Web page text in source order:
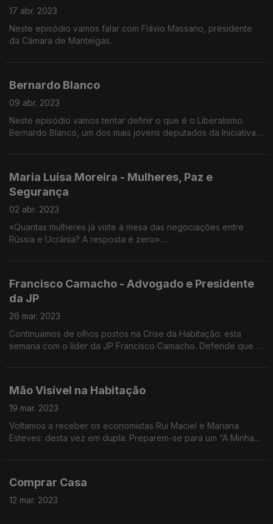
17 abr. 2023
Neste episódio vamos falar com Flávio Massano, presidente
da Câmara de Manteigas.
Bernardo Blanco
09 abr. 2023
Neste episódio vamos tentar definir o que é o Liberalismo.
Bernardo Blanco, um dos mais jovens deputados da Iniciativa
Maria Luísa Moreira - Mulheres, Paz e
Segurança
02 abr. 2023
«Quantas mulheres já viste à mesa das negociações entre
Rússia e Ucrânia? A resposta é zero».
em Londres no Reino Unido. Atualmente é Secretária-Geral da
WIIS Portugal (Women in International Security) e assessora de
Jorge Moreira da Silva para os Objetivos de Desenvolvimento
Feminista pelo Estado português
Francisco Camacho - Advogado e Presidente
da JP
26 mar. 2023
Continuamos de olhos postos na Crise da Habitação: esta
semana com o líder da JP Francisco Camacho. Defende que a
Mão Visível na Habitação
19 mar. 2023
Voltamos a receber os economistas Rui Maciel e Mariana
Esteves: desta vez em dupla. Preparem-se para um “A Minha
Comprar Casa
12 mar. 2023